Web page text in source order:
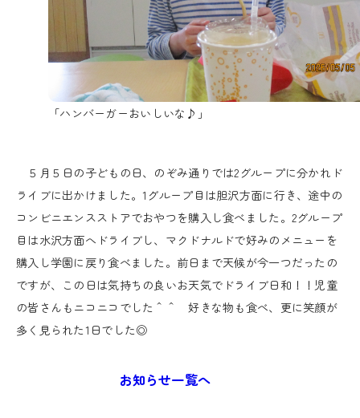
「ハンバーガーおいしいな♪」
５月５日の子どもの日、のぞみ通りでは2グループに分かれド
ライブに出かけました。1グループ目は胆沢方面に行き、途中の
コンビニエンスストアでおやつを購入し食べました。2グループ
目は水沢方面へドライブし、マクドナルドで好みのメニューを
購入し学園に戻り食べました。前日まで天候が今一つだったの
ですが、この日は気持ちの良いお天気でドライブ日和！！児童
の皆さんもニコニコでした＾＾ 好きな物も食べ、更に笑顔が
多く見られた1日でした◎
お知らせ一覧へ